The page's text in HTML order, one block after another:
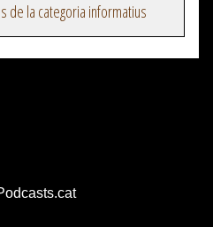
de la categoria informatius